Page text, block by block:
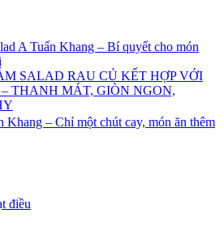
A Tuấn Khang – Bí quyết cho món
SALAD RAU CỦ KẾT HỢP VỚI
THANH MÁT, GIÒN NGON,
Khang – Chỉ một chút cay, món ăn thêm